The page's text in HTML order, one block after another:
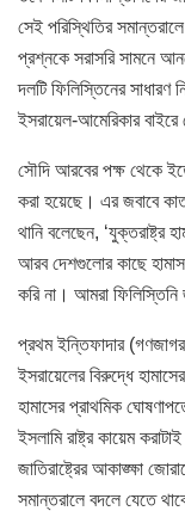
সেই পরিস্থিতির
প্রশ্নকে সরাসরি সামনে
দলটি ফিলিস্তিনের সাধারণ
ইসরায়েল-আমেরিকার
সৌদি আরবের পক্ষ থেকে
করা হয়েছে। এর জবাবে
থানি বলেছেন, ‘যুক্তরাষ্ট্র
আরব দেশগুলোর কাছে
করি না। আমরা
প্রথম ইন্তিফাদার
ইসরায়েলের বিরুদ্ধে
হামাসের প্রাথমিক
ইসলামি রাষ্ট্র কায়েম
জাতিরাষ্ট্রের আকাঙ্ক্ষা
সমান্তরালে বদলে যেতে